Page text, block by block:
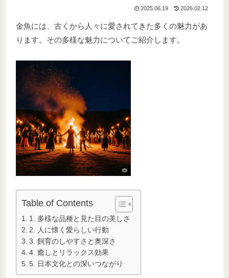
2025.06.19 2026.02.12
金魚には、古くから人々に愛されてきた多くの魅力があ
ります。その多様な魅力についてご紹介します。
Table of Contents
1. 多様な品種と見た目の美しさ
2. 人に懐く愛らしい行動
3. 飼育のしやすさと奥深さ
4. 癒しとリラックス効果
5. 日本文化との深いつながり